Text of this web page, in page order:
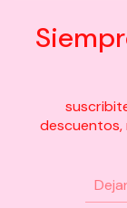
descuentos,